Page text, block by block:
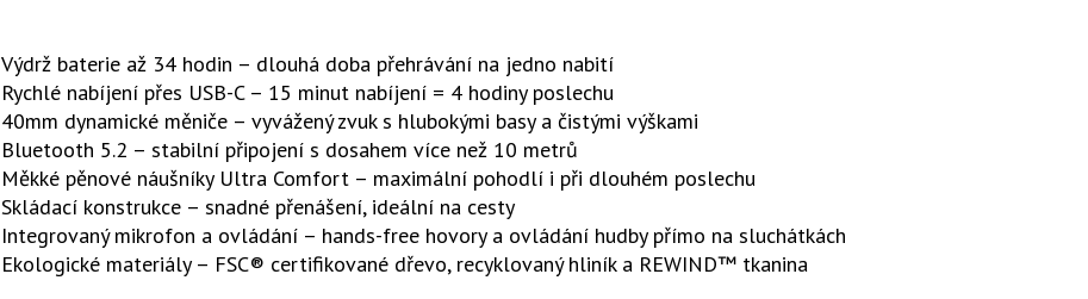
Výdrž baterie až 34 hodin – dlouhá doba přehrávání na jedno nabití
Rychlé nabíjení přes USB-C – 15 minut nabíjení = 4 hodiny poslechu
40mm dynamické měniče – vyvážený zvuk s hlubokými basy a čistými výškami
Bluetooth 5.2 – stabilní připojení s dosahem více než 10 metrů
Měkké pěnové náušníky Ultra Comfort – maximální pohodlí i při dlouhém poslechu
Skládací konstrukce – snadné přenášení, ideální na cesty
Integrovaný mikrofon a ovládání – hands-free hovory a ovládání hudby přímo na sluchátkách
Ekologické materiály – FSC® certifikované dřevo, recyklovaný hliník a REWIND™ tkanina